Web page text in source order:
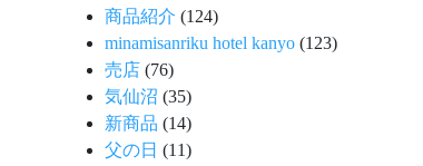
商品紹介 (124)
minamisanriku hotel kanyo (123)
売店 (76)
気仙沼 (35)
新商品 (14)
父の日 (11)